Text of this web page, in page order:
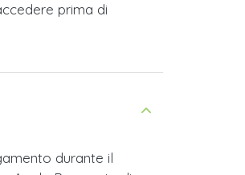
prima di
durante il